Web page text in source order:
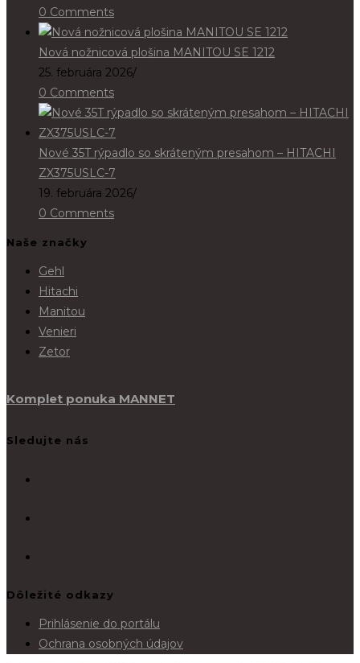
0 Comments
Nová nožnicová plošina MANITOU SE 1212
25. februára 2026/
0 Comments
Nové 35T rýpadlo so skráteným presahom – HITACHI
ZX375USLC-7
19. februára 2026/
0 Comments
Naše značky
Gehl
Hitachi
Manitou
Venieri
Zetor
Komplet ponuka MANNET
Sledujte nás
Dôležité odkazy
Prihlásenie do portálu
Ochrana osobných údajov